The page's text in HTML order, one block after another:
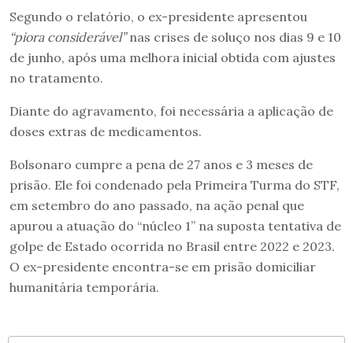
Segundo o relatório, o ex-presidente apresentou
“piora considerável”nas crises de soluço nos dias 9 e 10
de junho, após uma melhora inicial obtida com ajustes
no tratamento.
Diante do agravamento, foi necessária a aplicação de
doses extras de medicamentos.
Bolsonaro cumpre a pena de 27 anos e 3 meses de
prisão. Ele foi condenado pela Primeira Turma do STF,
em setembro do ano passado, na ação penal que
apurou a atuação do “núcleo 1” na suposta tentativa de
golpe de Estado ocorrida no Brasil entre 2022 e 2023.
O ex-presidente encontra-se em prisão domiciliar
humanitária temporária.